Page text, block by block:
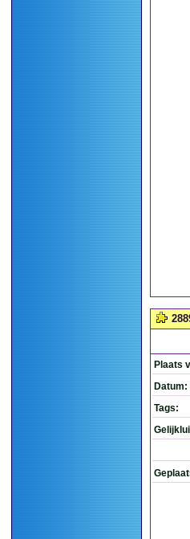
Plaats
Datum:
Tags: